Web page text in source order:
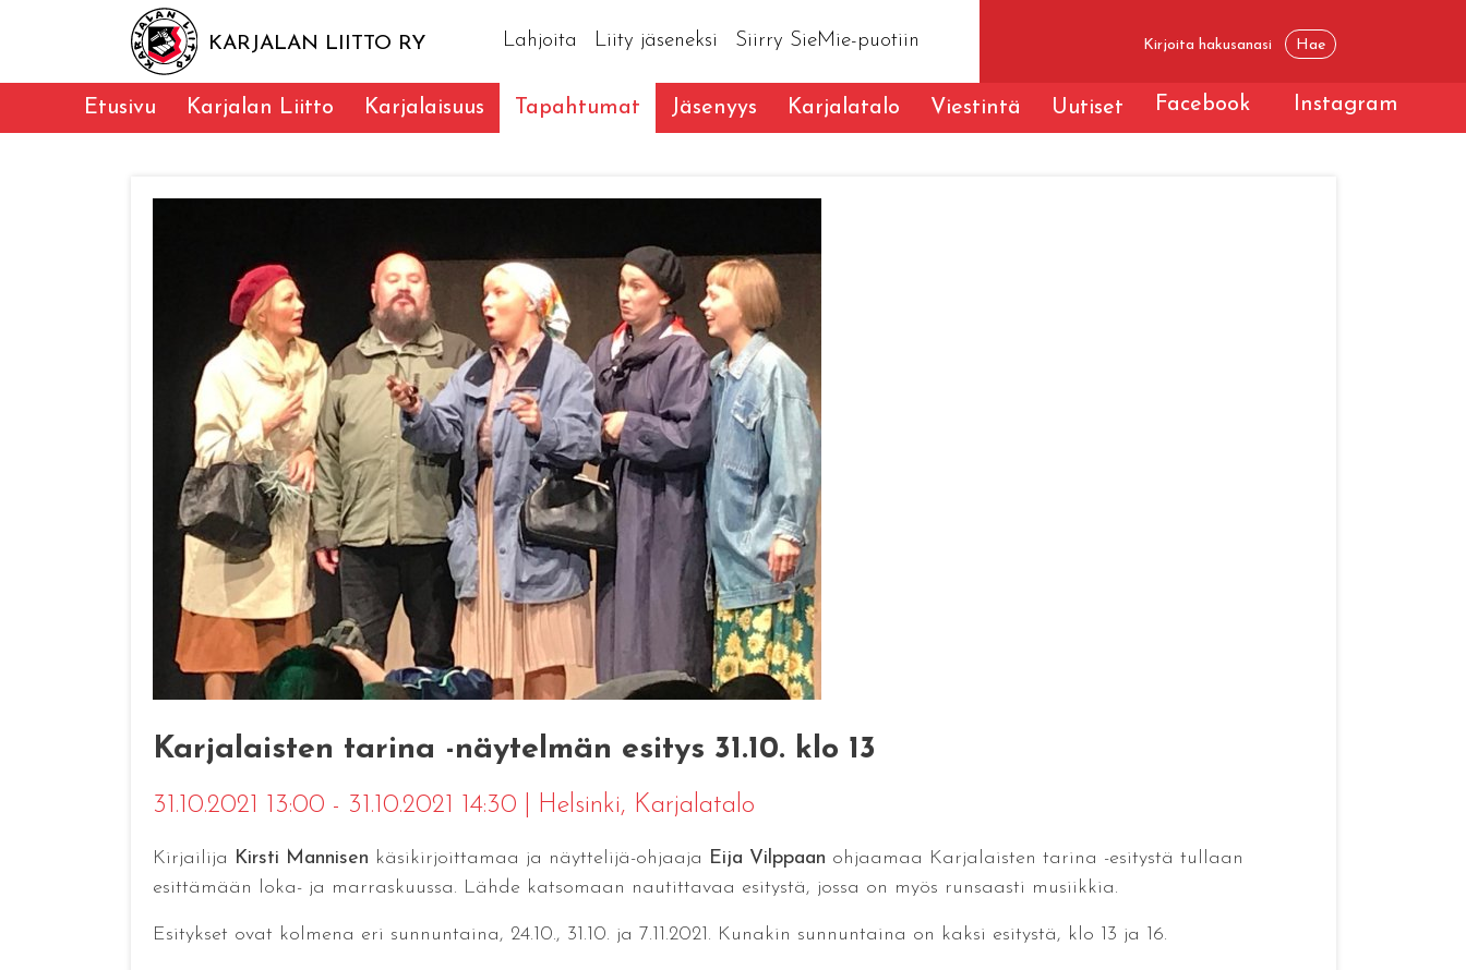
KARJALAN LIITTO RY Lahjoita Liity jäseneksi Siirry SieMie-puotiin
Etusivu Karjalan Liitto Karjalaisuus Tapahtumat Jäsenyys Karjalatalo Viestintä Uutiset Facebook Instagram
Karjalaisten tarina -näytelmän esitys 31.10. klo 13
31.10.2021 13:00 - 31.10.2021 14:30 Helsinki, Karjalatalo
Kirjailija Kirsti Mannisen käsikirjoittamaa ja näyttelijä-ohjaaja Eija Vilppaan ohjaamaa Karjalaisten tarina -esitystä tullaan
esittämään loka- ja marraskuussa. Lähde katsomaan nautittavaa esitystä, jossa on myös runsaasti musiikkia.
Esitykset ovat kolmena eri sunnuntaina, 24.10., 31.10. ja 7.11.2021. Kunakin sunnuntaina on kaksi esitystä, klo 13 ja 16.